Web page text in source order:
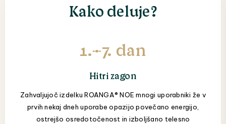
Kako deluje?
1.–7. dan
Hitri zagon
Zahvaljujoč izdelku ROANGA® NOE mnogi uporabniki že v
prvih nekaj dneh uporabe opazijo povečano energijo,
ostrejšo osredotočenost in izboljšano telesno